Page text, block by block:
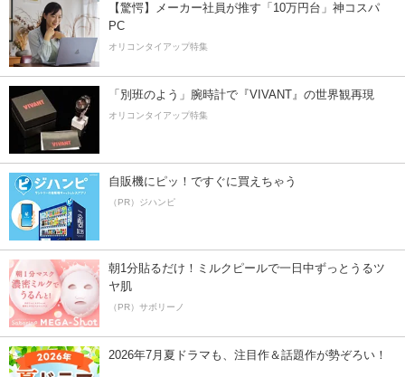
【驚愕】メーカー社員が推す「10万円台」神コスパ
PC
オリコンタイアップ特集
「別班のよう」腕時計で『VIVANT』の世界観再現
オリコンタイアップ特集
自販機にピッ！ですぐに買えちゃう
（PR）ジハンピ
朝1分貼るだけ！ミルクピールで一日中ずっとうるツ
ヤ肌
（PR）サボリーノ
2026年7月夏ドラマも、注目作＆話題作が勢ぞろい！